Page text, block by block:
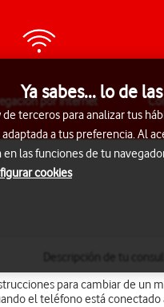
por Internet
para cambiar de un
el teléfono está
Ya sabes... lo de
terceros para analizar tus
a tus preferencia. Al
las funciones de tu
cookies